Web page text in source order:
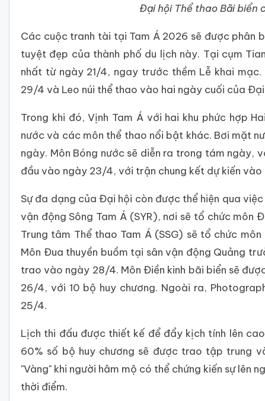
Đại hội Thể thao Bãi biển
Các cuộc tranh tài tại Tam Á 2026 sẽ được phân
tuyệt đẹp của thành phố du lịch này. Tại cụm
nhất từ ngày 21/4, ngay trước thềm Lễ khai
29/4 và Leo núi thể thao vào hai ngày cuối của Đại
Trong khi đó, Vịnh Tam Á với hai khu phức hợp
nước và các môn thể thao nổi bật khác. Bơi mặt
ngày. Môn Bóng nước sẽ diễn ra trong tám
đầu vào ngày 23/4, với trận chung kết dự kiến
Sự đa dạng của Đại hội còn được thể hiện qua
vận động Sông Tam Á (SYR), nơi sẽ tổ chức
Trung tâm Thể thao Tam Á (SSG) sẽ tổ chức
Môn Đua thuyền buồm tại sân vận động Quảng
trao vào ngày 28/4. Môn Điền kinh bãi biển sẽ
26/4, với 10 bộ huy chương. Ngoài ra,
25/4.
Lịch thi đấu được thiết kế để đẩy kịch tính lên
60% số bộ huy chương sẽ được trao tập trung
"Vàng" khi người hâm mộ có thể chứng kiến sự lên
thời điểm.